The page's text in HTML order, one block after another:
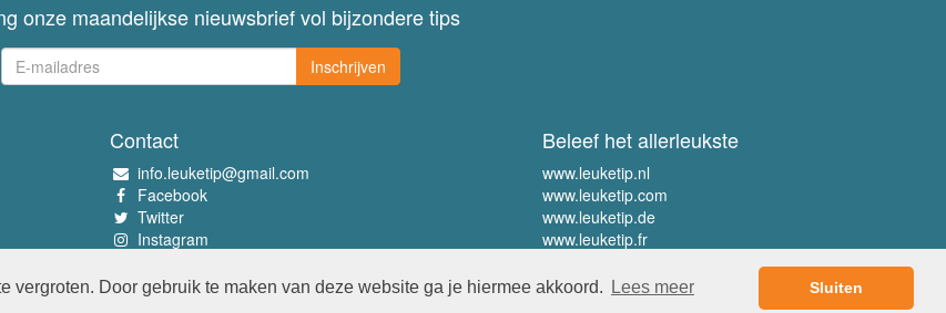
Door gebruik te maken van deze website ga je hiermee akkoord. Lees meer Sluiten
onze maandelijkse nieuwsbrief vol bijzondere tips
Inschrijven
Contact
info.leuketip@gmail.com
Facebook
Twitter
Instagram
Beleef het allerleukste
www.leuketip.nl
www.leuketip.com
www.leuketip.de
www.leuketip.fr